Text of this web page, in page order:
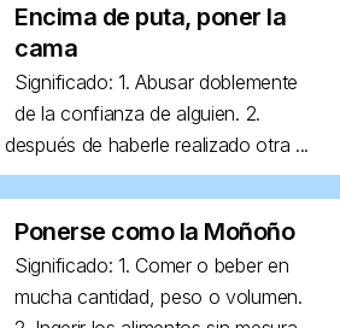
Encima de puta, poner la
cama
Significado: 1. Abusar doblemente
de la confianza de alguien. 2.
de haberle realizado otra ...
Ponerse como la Moñoño
Significado: 1. Comer o beber en
mucha cantidad, peso o volumen.